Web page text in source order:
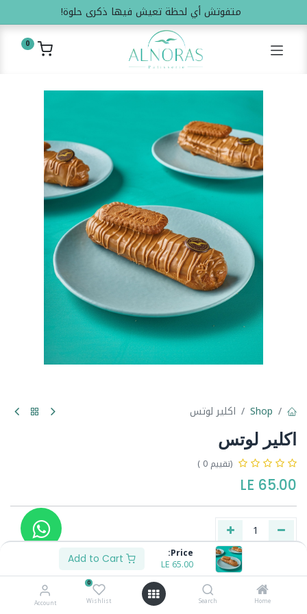
Price:
65.00
Home
Search
0
Wishlist
Account
متفوتش أي لحظة تعيش فيها ذكرى حلوة!
0
Shop اكلير لوتس
اكلير لوتس
(تقييم 0 )
65.00